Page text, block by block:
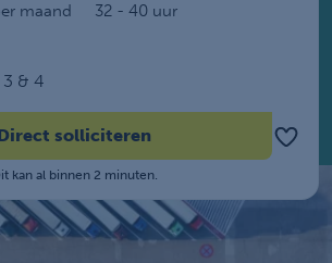
maand
32 - 40 uur
& 4
solliciteren
kan al binnen 2 minuten.